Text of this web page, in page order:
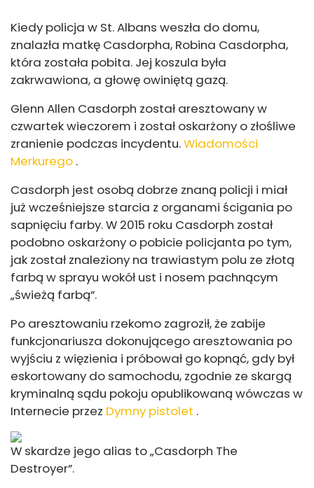
Kiedy policja w St. Albans weszła do domu,
znalazła matkę Casdorpha, Robina Casdorpha,
która została pobita. Jej koszula była
zakrwawiona, a głowę owiniętą gazą.
Glenn Allen Casdorph został aresztowany w
czwartek wieczorem i został oskarżony o złośliwe
zranienie podczas incydentu.Wiadomości
Merkurego .
Casdorph jest osobą dobrze znaną policji i miał
już wcześniejsze starcia z organami ścigania po
sapnięciu farby. W 2015 roku Casdorph został
podobno oskarżony o pobicie policjanta po tym,
jak został znaleziony na trawiastym polu ze złotą
farbą w sprayu wokół ust i nosem pachnącym
„świeżą farbą”.
Po aresztowaniu rzekomo zagroził, że zabije
funkcjonariusza dokonującego aresztowania po
wyjściu z więzienia i próbował go kopnąć, gdy był
eskortowany do samochodu, zgodnie ze skargą
kryminalną sądu pokoju opublikowaną wówczas w
Internecie przez Dymny pistolet .
W skardze jego alias to „Casdorph The
Destroyer”.